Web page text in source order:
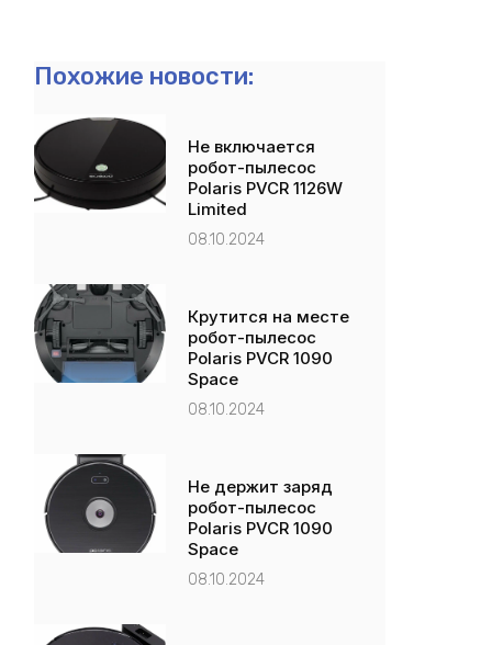
Похожие новости:
Не включается
робот-пылесос
Polaris PVCR 1126W
Limited
08.10.2024
Крутится на месте
робот-пылесос
Polaris PVCR 1090
Space
08.10.2024
Не держит заряд
робот-пылесос
Polaris PVCR 1090
Space
08.10.2024